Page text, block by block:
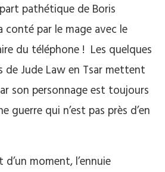
pathétique de Boris
par le mage avec le
du téléphone ! Les quelques
Jude Law en Tsar mettent
son personnage est toujours
guerre qui n’est pas près d’en
moment, l’ennuie